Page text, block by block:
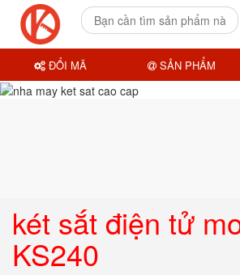
két sắt điện tử
KS240
ĐỔI MÃ SẢN PHẨM